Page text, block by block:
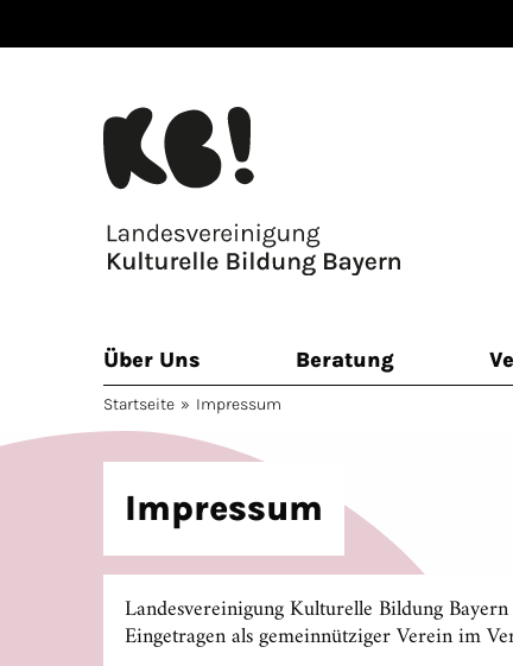
Inhalt
Über Uns Beratung
Startseite » Impressum
Impressum
Landesvereinigung Kulturelle Bildung Bayern
Eingetragen als gemeinnütziger Verein im